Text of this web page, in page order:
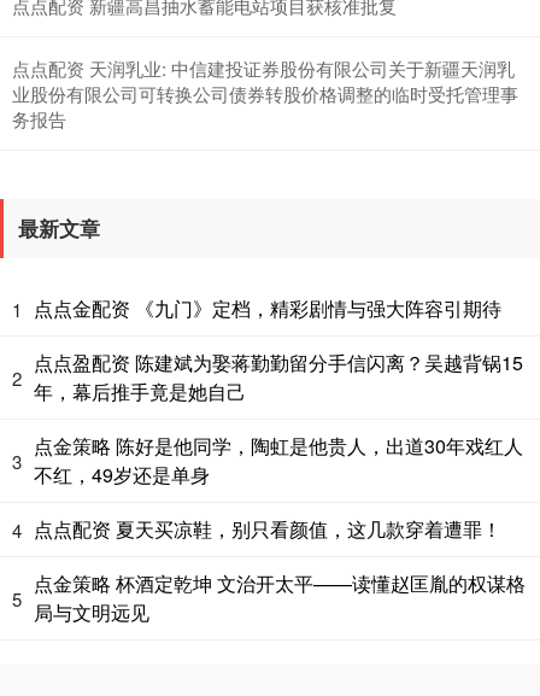
点点配资 新疆高昌抽水蓄能电站项目获核准批复
点点配资 天润乳业: 中信建投证券股份有限公司关于新疆天润乳
业股份有限公司可转换公司债券转股价格调整的临时受托管理事
务报告
最新文章
1 点点金配资 《九门》定档，精彩剧情与强大阵容引期待
2
点点盈配资 陈建斌为娶蒋勤勤留分手信闪离？吴越背锅15
年，幕后推手竟是她自己
3
点金策略 陈好是他同学，陶虹是他贵人，出道30年戏红人
不红，49岁还是单身
4 点点配资 夏天买凉鞋，别只看颜值，这几款穿着遭罪！
5
点金策略 杯酒定乾坤 文治开太平——读懂赵匡胤的权谋格
局与文明远见